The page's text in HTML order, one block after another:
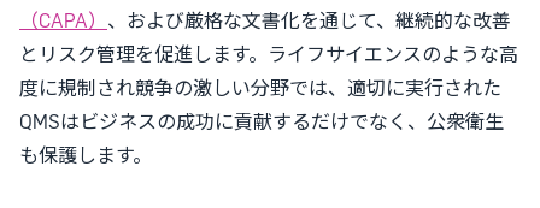
（CAPA） 、および厳格な文書化を通じて、継続的な改善
とリスク管理を促進します。ライフサイエンスのような高
度に規制され競争の激しい分野では、適切に実行された
QMSはビジネスの成功に貢献するだけでなく、公衆衛生
も保護します。